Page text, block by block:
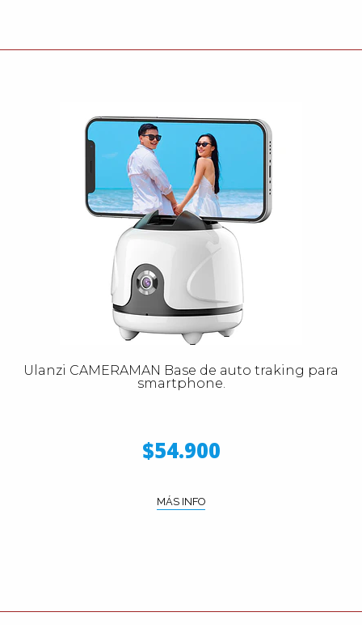
Ulanzi CAMERAMAN Base de auto traking para
smartphone.
$54.900
MÁS INFO